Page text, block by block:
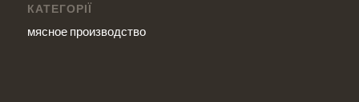
КАТЕГОРІЇ
мясное производство